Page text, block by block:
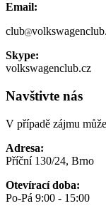
Email:
club
Skype:
volkswagenclub.cz
Navštivte nás
V případě zájmu
Adresa:
Příční 130/24, Brno
Otevírací doba:
Po-Pá 9:00 - 15:00